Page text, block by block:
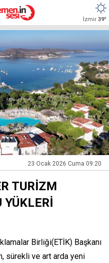
İzmir 39°
23 Ocak 2026 Cuma 09:20
TURİZM
YÜKLERİ
Birliği(ETİK) Başkanı
sürekli ve art arda yeni